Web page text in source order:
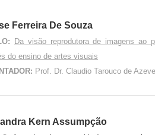
Ferreira De Souza
Da visão reprodutora de imagens ao
do ensino de artes visuais
Prof. Dr. Claudio Tarouco de
Kern Assumpção